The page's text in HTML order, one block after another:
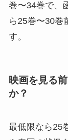
巻〜34巻で、
ら25巻〜30巻
す。
映画を見る
か？
最低限なら25